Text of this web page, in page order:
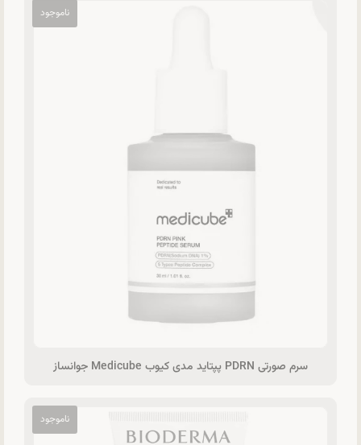
سرم صورتی PDRN پپتاید مدی کیوب Medicube جوانساز